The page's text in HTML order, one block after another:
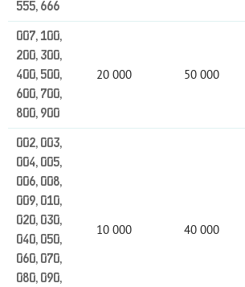
555, 666
007, 100,
200, 300,
400, 500,
600, 700,
800, 900
20 000 50 000
002, 003,
004, 005,
006, 008,
009, 010,
020, 030,
040, 050,
060, 070,
080, 090,
10 000 40 000